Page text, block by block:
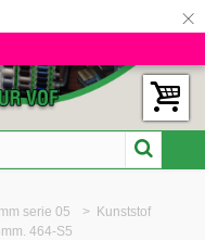
×
serie 05
> Kunststof
464-S5